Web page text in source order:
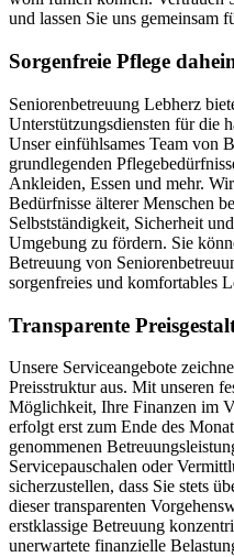
und lassen Sie uns gemeinsam
Sorgenfreie Pflege
Seniorenbetreuung Lebherz
Unterstützungsdiensten für die
Unser einfühlsames Team von
grundlegenden
Ankleiden, Essen und mehr.
Bedürfnisse älterer Menschen
Selbstständigkeit, Sicherheit
Umgebung zu fördern. Sie
Betreuung von
sorgenfreies und komfortables
Transparente
Unsere Serviceangebote
Preisstruktur aus. Mit unseren
Möglichkeit, Ihre Finanzen im
erfolgt erst zum Ende des
genommenen
Servicepauschalen oder
sicherzustellen, dass Sie stets
dieser transparenten
erstklassige Betreuung
unerwartete finanzielle